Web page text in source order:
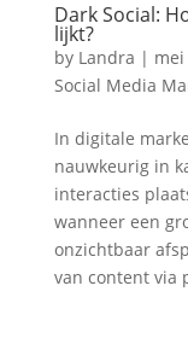
Dark Social:
lijkt?
by Landra | mei
Social Media
In digitale
nauwkeurig in
interacties
wanneer een
onzichtbaar
van content via